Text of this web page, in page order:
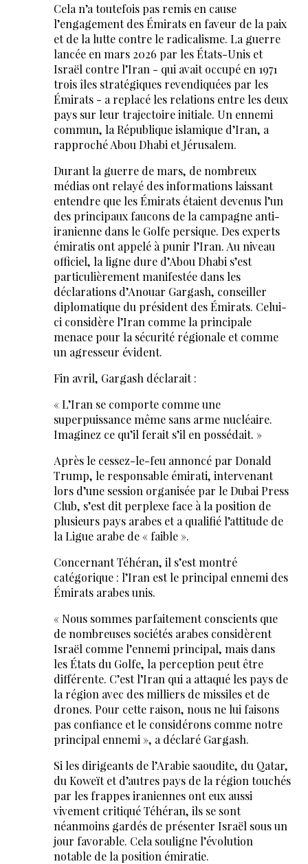
Cela n’a toutefois pas remis en cause
l’engagement des Émirats en faveur de la paix
et de la lutte contre le radicalisme. La guerre
lancée en mars 2026 par les États-Unis et
Israël contre l’Iran - qui avait occupé en 1971
trois îles stratégiques revendiquées par les
Émirats - a replacé les relations entre les deux
pays sur leur trajectoire initiale. Un ennemi
commun, la République islamique d’Iran, a
rapproché Abou Dhabi et Jérusalem.
Durant la guerre de mars, de nombreux
médias ont relayé des informations laissant
entendre que les Émirats étaient devenus l’un
des principaux faucons de la campagne anti-
iranienne dans le Golfe persique. Des experts
émiratis ont appelé à punir l’Iran. Au niveau
officiel, la ligne dure d’Abou Dhabi s’est
particulièrement manifestée dans les
déclarations d’Anouar Gargash, conseiller
diplomatique du président des Émirats. Celui-
ci considère l’Iran comme la principale
menace pour la sécurité régionale et comme
un agresseur évident.
Fin avril, Gargash déclarait :
« L’Iran se comporte comme une
superpuissance même sans arme nucléaire.
Imaginez ce qu’il ferait s’il en possédait. »
Après le cessez-le-feu annoncé par Donald
Trump, le responsable émirati, intervenant
lors d’une session organisée par le Dubai Press
Club, s’est dit perplexe face à la position de
plusieurs pays arabes et a qualifié l’attitude de
la Ligue arabe de « faible ».
Concernant Téhéran, il s’est montré
catégorique : l’Iran est le principal ennemi des
Émirats arabes unis.
« Nous sommes parfaitement conscients que
de nombreuses sociétés arabes considèrent
Israël comme l’ennemi principal, mais dans
les États du Golfe, la perception peut être
différente. C’est l’Iran qui a attaqué les pays de
la région avec des milliers de missiles et de
drones. Pour cette raison, nous ne lui faisons
pas confiance et le considérons comme notre
principal ennemi », a déclaré Gargash.
Si les dirigeants de l’Arabie saoudite, du Qatar,
du Koweït et d’autres pays de la région touchés
par les frappes iraniennes ont eux aussi
vivement critiqué Téhéran, ils se sont
néanmoins gardés de présenter Israël sous un
jour favorable. Cela souligne l’évolution
notable de la position émiratie.